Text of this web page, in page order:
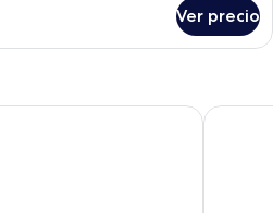
Ver precio
Check